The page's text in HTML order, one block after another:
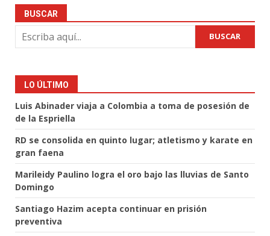
BUSCAR
BUSCAR
LO ÚLTIMO
Luis Abinader viaja a Colombia a toma de posesión de
de la Espriella
RD se consolida en quinto lugar; atletismo y karate en
gran faena
Marileidy Paulino logra el oro bajo las lluvias de Santo
Domingo
Santiago Hazim acepta continuar en prisión
preventiva